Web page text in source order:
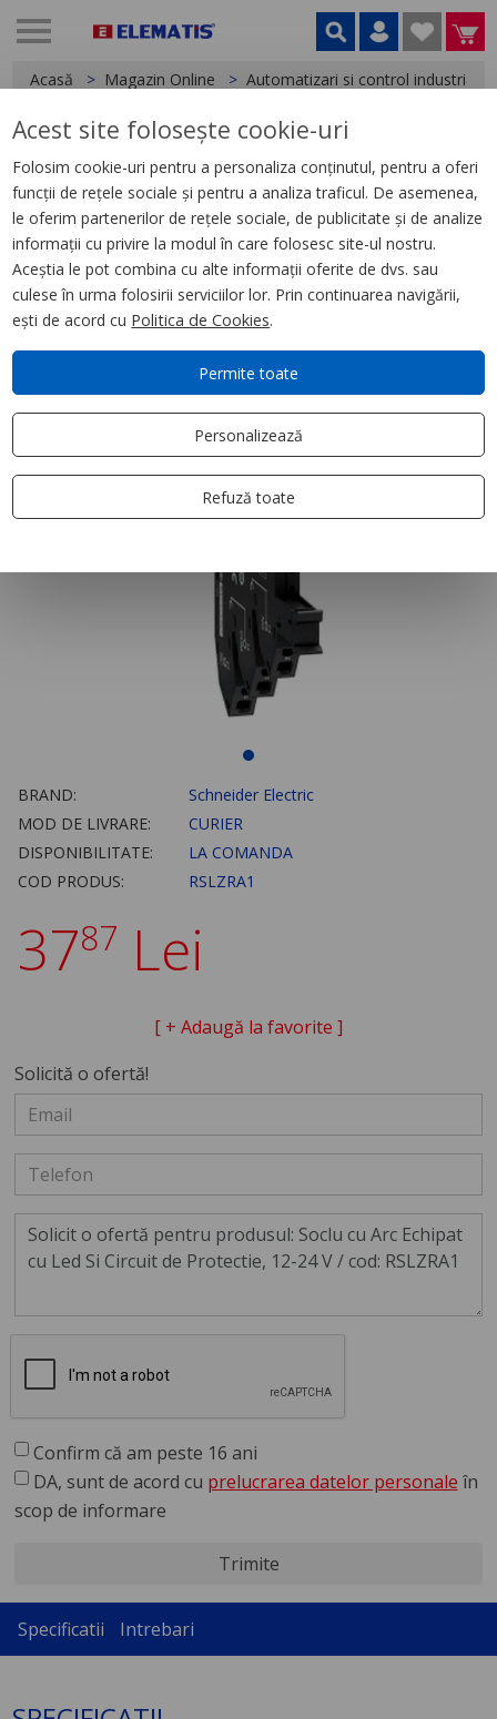
Acasă Magazin Online Automatizari si control industrial
< Relee
Soclu cu Arc Echipat cu Led Si
Circuit de Protectie, 12-24 V
BRAND:
Schneider Electric
MOD DE LIVRARE:
CURIER
DISPONIBILITATE:
LA COMANDA
COD PRODUS:
RSLZRA1
3787 Lei
[ + Adaugă la favorite ]
Solicită o ofertă!
Confirm că am peste 16 ani
DA, sunt de acord cu prelucrarea datelor personale în
scop de informare
Trimite
Specificatii Intrebari
Acest site folosește cookie-uri
Folosim cookie-uri pentru a personaliza conținutul, pentru a oferi
funcții de rețele sociale și pentru a analiza traficul. De asemenea,
le oferim partenerilor de rețele sociale, de publicitate și de analize
informații cu privire la modul în care folosesc site-ul nostru.
Aceștia le pot combina cu alte informații oferite de dvs. sau
culese în urma folosirii serviciilor lor. Prin continuarea navigării,
ești de acord cu Politica de Cookies.
Permite toate
Personalizează
Refuză toate